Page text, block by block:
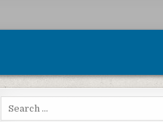
Search for: